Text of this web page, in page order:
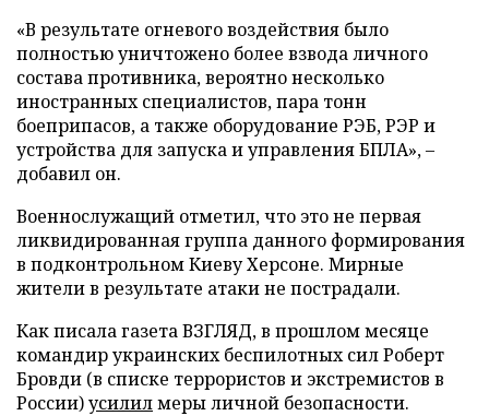
«В результате огневого воздействия было
полностью уничтожено более взвода личного
состава противника, вероятно несколько
иностранных специалистов, пара тонн
боеприпасов, а также оборудование РЭБ, РЭР и
устройства для запуска и управления БПЛА», –
добавил он.
Военнослужащий отметил, что это не первая
ликвидированная группа данного формирования
в подконтрольном Киеву Херсоне. Мирные
жители в результате атаки не пострадали.
Как писала газета ВЗГЛЯД, в прошлом месяце
командир украинских беспилотных сил Роберт
Бровди (в списке террористов и экстремистов в
России)усилилмеры личной безопасности.